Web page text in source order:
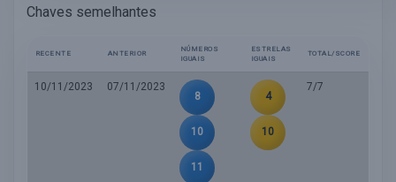
Chaves semelhantes
RECENTE ANTERIOR
NÚMEROS
IGUAIS
ESTRELAS
IGUAIS
TOTAL/SCORE
10/11/2023
07/11/2023
8
10
11
4
10
7/7